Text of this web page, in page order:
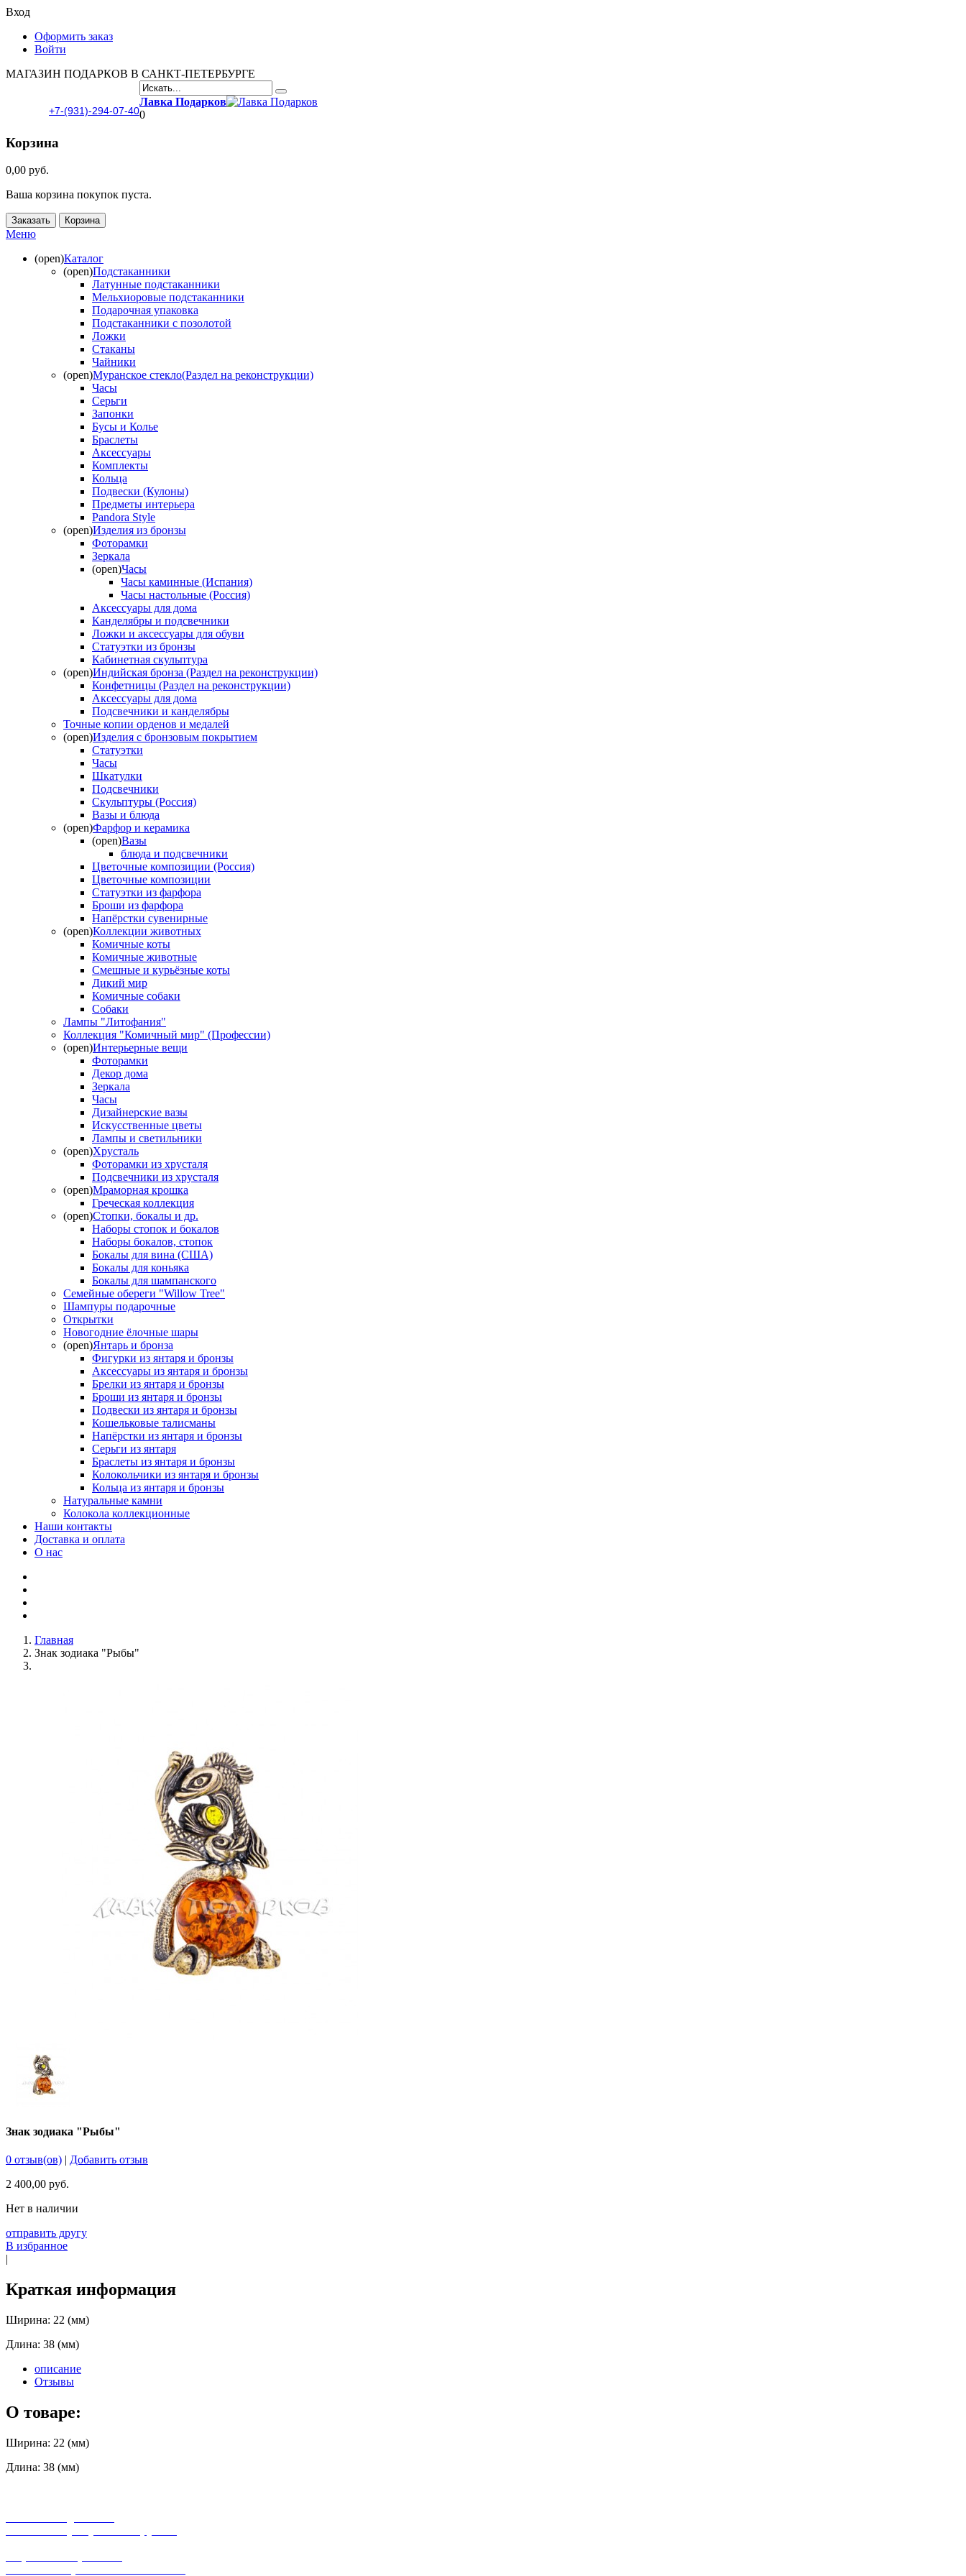
Вход
Оформить заказ
Войти
МАГАЗИН ПОДАРКОВ В САНКТ-ПЕТЕРБУРГЕ
+7-(931)-294-07-40
Лавка Подарков
0
Корзина
0,00 руб.
Ваша корзина покупок пуста.
Заказать Корзина
Меню
(open)Каталог
(open)Подстаканники
Латунные подстаканники
Мельхиоровые подстаканники
Подарочная упаковка
Подстаканники с позолотой
Ложки
Стаканы
Чайники
(open)Муранское стекло(Раздел на реконструкции)
Часы
Серьги
Запонки
Бусы и Колье
Браслеты
Аксессуары
Комплекты
Кольца
Подвески (Кулоны)
Предметы интерьера
Pandora Style
(open)Изделия из бронзы
Фоторамки
Зеркала
(open)Часы
Часы каминные (Испания)
Часы настольные (Россия)
Аксессуары для дома
Канделябры и подсвечники
Ложки и аксессуары для обуви
Статуэтки из бронзы
Кабинетная скульптура
(open)Индийская бронза (Раздел на реконструкции)
Конфетницы (Раздел на реконструкции)
Аксессуары для дома
Подсвечники и канделябры
Точные копии орденов и медалей
(open)Изделия с бронзовым покрытием
Статуэтки
Часы
Шкатулки
Подсвечники
Скульптуры (Россия)
Вазы и блюда
(open)Фарфор и керамика
(open)Вазы
блюда и подсвечники
Цветочные композиции (Россия)
Цветочные композиции
Статуэтки из фарфора
Броши из фарфора
Напёрстки сувенирные
(open)Коллекции животных
Комичные коты
Комичные животные
Смешные и курьёзные коты
Дикий мир
Комичные собаки
Собаки
Лампы "Литофания"
Коллекция "Комичный мир" (Профессии)
(open)Интерьерные вещи
Фоторамки
Декор дома
Зеркала
Часы
Дизайнерские вазы
Искусственные цветы
Лампы и светильники
(open)Хрусталь
Фоторамки из хрусталя
Подсвечники из хрусталя
(open)Мраморная крошка
Греческая коллекция
(open)Стопки, бокалы и др.
Наборы стопок и бокалов
Наборы бокалов, стопок
Бокалы для вина (США)
Бокалы для коньяка
Бокалы для шампанского
Семейные обереги "Willow Tree"
Шампуры подарочные
Открытки
Новогодние ёлочные шары
(open)Янтарь и бронза
Фигурки из янтаря и бронзы
Аксессуары из янтаря и бронзы
Брелки из янтаря и бронзы
Броши из янтаря и бронзы
Подвески из янтаря и бронзы
Кошельковые талисманы
Напёрстки из янтаря и бронзы
Серьги из янтаря
Браслеты из янтаря и бронзы
Колокольчики из янтаря и бронзы
Кольца из янтаря и бронзы
Натуральные камни
Колокола коллекционные
Наши контакты
Доставка и оплата
О нас
Главная
Знак зодиака "Рыбы"
Знак зодиака "Рыбы"
0 отзыв(ов) | Добавить отзыв
2 400,00 руб.
Нет в наличии
отправить другу
В избранное
|
Краткая информация
Ширина: 22 (мм)
Длина: 38 (мм)
описание
Отзывы
О товаре:
Ширина: 22 (мм)
Длина: 38 (мм)